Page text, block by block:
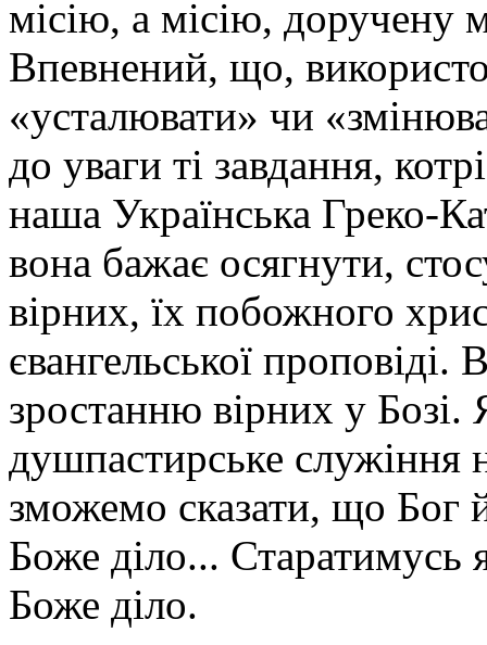
місію, а місію,
Впевнений, що,
«усталювати» чи
до уваги ті завдання,
наша Українська Греко-
вона бажає осягнути,
вірних, їх побожного
євангельської
зростанню вірних у
душпастирське служіння
зможемо сказати, що Бог
Боже діло... Старатимусь
Боже діло.